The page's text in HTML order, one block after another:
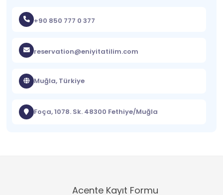
+90 850 777 0 377
reservation@eniyitatilim.com
Muğla, Türkiye
Foça, 1078. Sk. 48300 Fethiye/Muğla
Acente Kayıt Formu